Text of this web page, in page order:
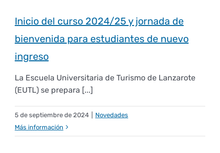
Documentos
Delegación de Estudiantes
Plan de acción tutorial
Programa Mentor
Inicio del curso 2024/25 y jornada de
bienvenida para estudiantes de nuevo
ingreso
La Escuela Universitaria de Turismo de Lanzarote
(EUTL) se prepara [...]
5 de septiembre de 2024
Novedades
Más información